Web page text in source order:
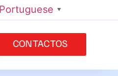
Portuguese ▼
CONTACTOS